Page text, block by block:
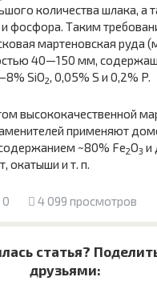
количества шлака, а
фосфора. Таким
мартеновская руда
40—150 мм,
SiO2, 0,05% S и 0,2% P.
высококачественной
применяют
~80% Fe2O3 и
окатыши и т. п.
0 4 099 просмотров
статья?
друзьями: